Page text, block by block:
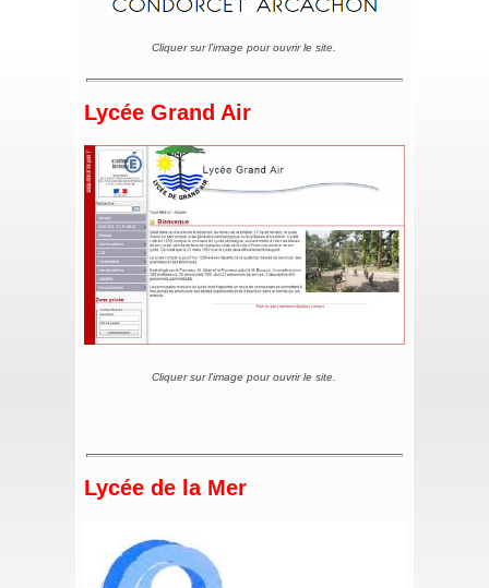
Cliquer sur l'image pour ouvrir le site.
Lycée Grand Air
Cliquer sur l'image pour ouvrir le site.
Lycée de la Mer